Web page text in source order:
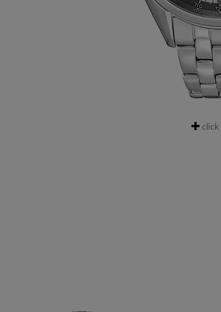
click